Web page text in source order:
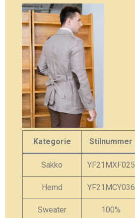
Kategorie Stilnummer
Sakko YF21MXF025
Hemd YF21MCY036
Sweater
100%